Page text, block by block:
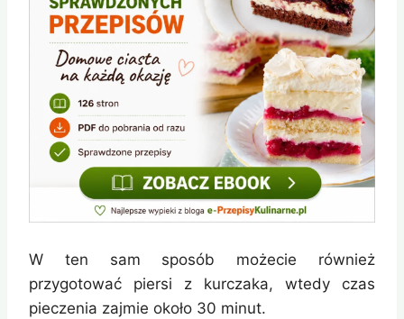
W ten sam sposób możecie również
przygotować piersi z kurczaka, wtedy czas
pieczenia zajmie około 30 minut.